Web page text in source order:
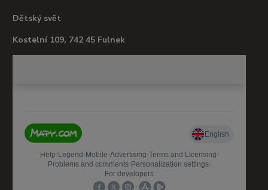
Dětský svět
Kostelní 109, 742 45 Fulnek